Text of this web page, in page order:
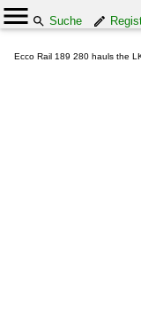
Suche
Ecco Rail 189 280 hauls the